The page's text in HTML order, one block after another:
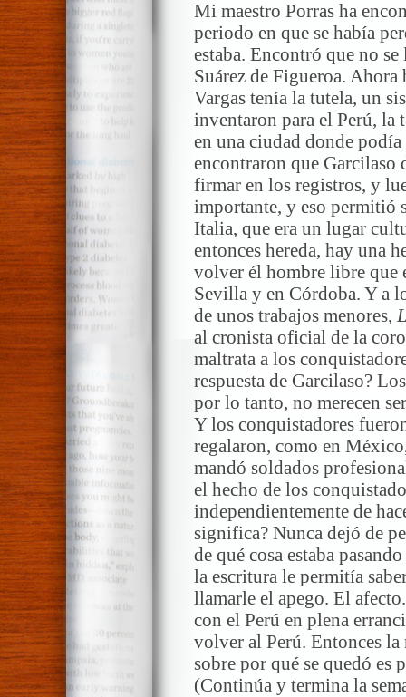
Mi maestro Porras ha
periodo en que se había
estaba. Encontró que no
Suárez de Figueroa.
Vargas tenía la tutela, un
inventaron para el Perú, la
en una ciudad donde
encontraron que Garcilaso
firmar en los registros, y
importante, y eso permitió
Italia, que era un lugar
entonces hereda, hay una
volver él hombre libre que
Sevilla y en Córdoba. Y a
de unos trabajos menores,
al cronista oficial de la
maltrata a los
respuesta de Garcilaso?
por lo tanto, no merecen
Y los conquistadores
regalaron, como en
mandó soldados
el hecho de los
independientemente de
significa? Nunca dejó de
de qué cosa estaba
la escritura le permitía
llamarle el apego. El
con el Perú en plena
volver al Perú. Entonces la
sobre por qué se quedó
(Continúa y termina la